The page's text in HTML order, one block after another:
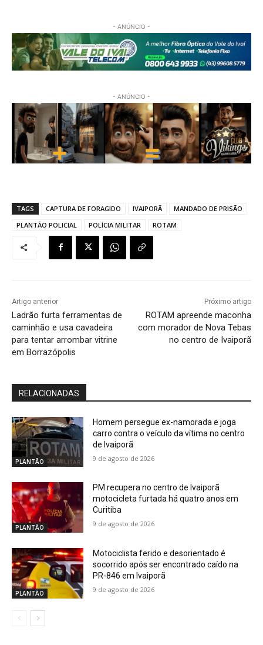
- ANÚNCIO -
- ANÚNCIO -
TAGS CAPTURA DE FORAGIDO IVAIPORÃ
MANDADO DE PRISÃO
PLANTÃO POLICIAL
POLÍCIA MILITAR ROTAM
Artigo anterior
Ladrão furta ferramentas de
caminhão e usa cavadeira
para tentar arrombar vitrine
em Borrazópolis
Próximo artigo
ROTAM apreende maconha
com morador de Nova Tebas
no centro de Ivaiporã
RELACIONADAS
PLANTÃO
Homem persegue ex-namorada e joga
carro contra o veículo da vítima no centro
de Ivaiporã
9 de agosto de 2026
PLANTÃO
PM recupera no centro de Ivaiporã
motocicleta furtada há quatro anos em
Curitiba
9 de agosto de 2026
PLANTÃO
Motociclista ferido e desorientado é
socorrido após ser encontrado caído na
PR-846 em Ivaiporã
9 de agosto de 2026